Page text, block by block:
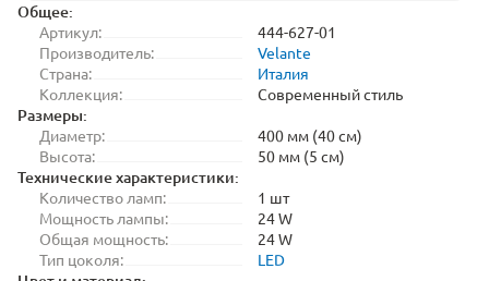
Общее:
Артикул:
444-627-01
Производитель:
Velante
Страна:
Италия
Коллекция:
Современный стиль
Размеры:
Диаметр:
400 мм (40 см)
Высота:
50 мм (5 см)
Технические характеристики:
Количество ламп:
1 шт
Мощность лампы:
24 W
Общая мощность:
24 W
Тип цоколя:
LED